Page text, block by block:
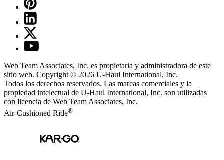
Web Team Associates, Inc. es propietaria y administradora de este
sitio web. Copyright © 2026 U-Haul International, Inc.
Todos los derechos reservados. Las marcas comerciales y la
propiedad intelectual de U-Haul International, Inc. son utilizadas
con licencia de Web Team Associates, Inc.
Air-Cushioned Ride®